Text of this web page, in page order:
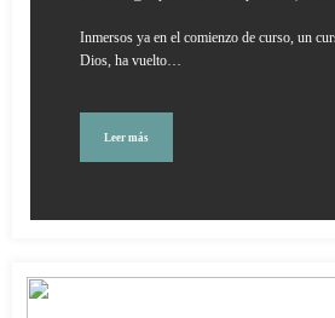
Inmersos ya en el comienzo de curso, un
Dios, ha vuelto…
Leer más